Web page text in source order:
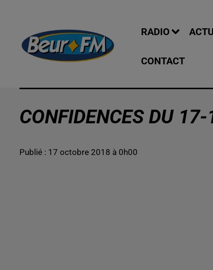
RADIO ACTU
CONTACT
CONFIDENCES DU
Publié : 17 octobre 2018 à 0h00